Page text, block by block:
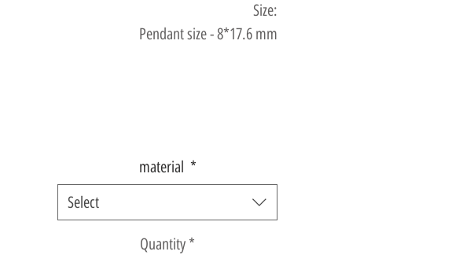
Size:
Pendant size - 8*17.6 mm
material *
Select
Quantity *